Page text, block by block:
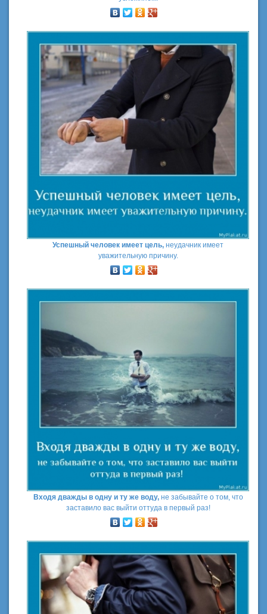
Успешный человек имеет цель, неудачник имеет
уважительную причину.
Входя дважды в одну и ту же воду,не забывайте о том, что
заставило вас выйти оттуда в первый раз!